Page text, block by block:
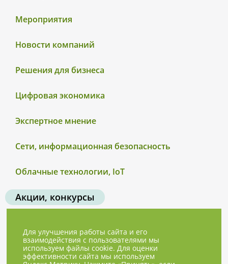
Мероприятия
Новости компаний
Решения для бизнеса
Цифровая экономика
Экспертное мнение
Сети, информационная безопасность
Облачные технологии, IoT
Акции, конкурсы
Для улучшения работы сайта и его
взаимодействия с пользователями мы
используем файлы cookie. Для оценки
эффективности сайта мы используем